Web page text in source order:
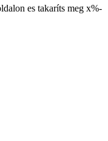
es takaríts meg x%-